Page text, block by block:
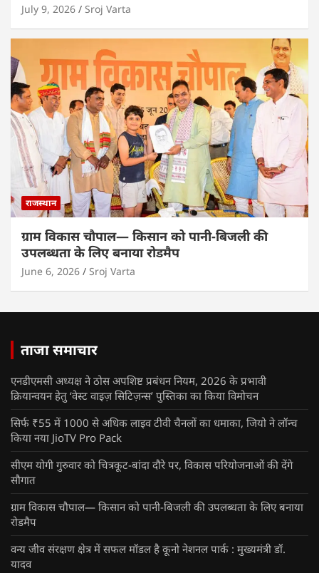
July 9, 2026 Sroj Varta
राजस्थान
ग्राम विकास चौपाल— किसान को पानी-बिजली की
उपलब्धता के लिए बनाया रोडमैप
June 6, 2026 Sroj Varta
ताजा समाचार
एनडीएमसी अध्यक्ष ने ठोस अपशिष्ट प्रबंधन नियम, 2026 के प्रभावी
क्रियान्वयन हेतु ‘वेस्ट वाइज़ सिटिज़न्स’ पुस्तिका का किया विमोचन
सिर्फ ₹55 में 1000 से अधिक लाइव टीवी चैनलों का धमाका, जियो ने लॉन्च
किया नया JioTV Pro Pack
सीएम योगी गुरुवार को चित्रकूट-बांदा दौरे पर, विकास परियोजनाओं की देंगे
सौगात
ग्राम विकास चौपाल— किसान को पानी-बिजली की उपलब्धता के लिए बनाया
रोडमैप
वन्य जीव संरक्षण क्षेत्र में सफल मॉडल है कूनो नेशनल पार्क : मुख्यमंत्री डॉ.
यादव